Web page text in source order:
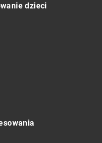
dzieci